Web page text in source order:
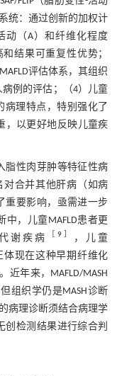
统：通过创新的加权计
动（A）和纤维化程度
结果可重复性优势；
评估体系，其组织
例的评估；（4）儿童
病理特点，特别强化了
，以更好地反映儿童疾
脂性肉芽肿等特征性病
对合并其他肝病（如病
重要影响，亟需进一步
中，儿童MAFLD患者更
谢疾病
［ 9］
，儿童
体现在这种早期纤维化
。近年来，MAFLD/MASH
但组织学仍是MASH诊断
病理诊断须结合病理学
创检测结果进行综合判